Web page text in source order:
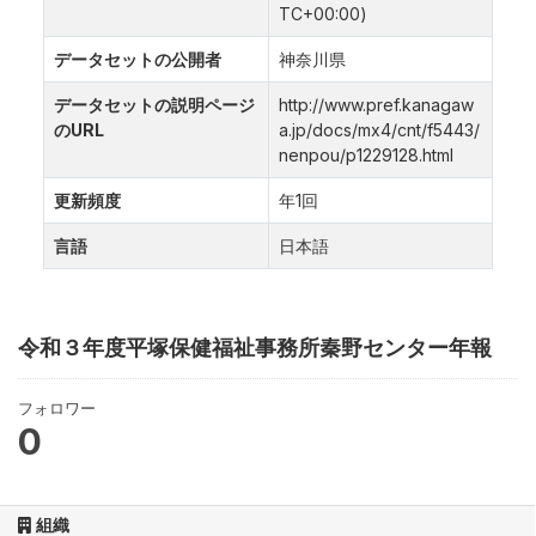
令和３年度平塚保健福祉事務所秦野センター年報
フォロワー
0
組織
TC+00:00)
データセットの公開者 神奈川県
データセットの説明ページ
のURL
http://www.pref.kanagaw
a.jp/docs/mx4/cnt/f5443/
nenpou/p1229128.html
更新頻度 年1回
言語 日本語